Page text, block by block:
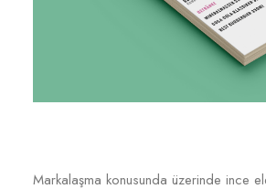
Markalaşma konusunda üzerinde ince